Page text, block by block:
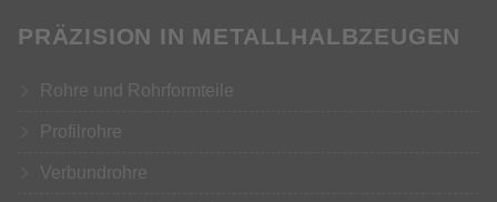
PRÄZISION IN METALLHALBZEUGEN
Rohre und Rohrformteile
Profilrohre
Verbundrohre